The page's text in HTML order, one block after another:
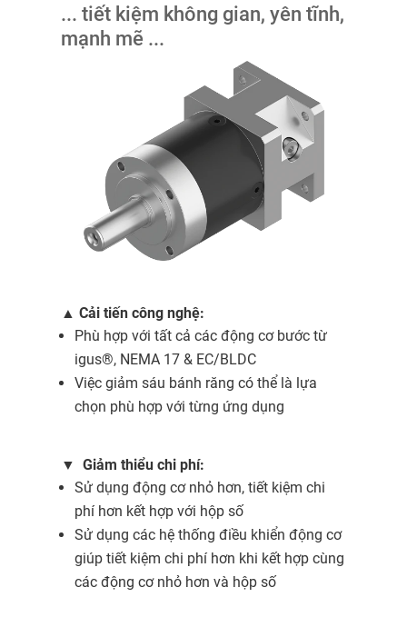
... tiết kiệm không gian, yên tĩnh,
mạnh mẽ ...
▲ Cải tiến công nghệ:
Phù hợp với tất cả các động cơ bước từ
igus®, NEMA 17 & EC/BLDC
Việc giảm sáu bánh răng có thể là lựa
chọn phù hợp với từng ứng dụng
▼ Giảm thiểu chi phí:
Sử dụng động cơ nhỏ hơn, tiết kiệm chi
phí hơn kết hợp với hộp số
Sử dụng các hệ thống điều khiển động cơ
giúp tiết kiệm chi phí hơn khi kết hợp cùng
các động cơ nhỏ hơn và hộp số